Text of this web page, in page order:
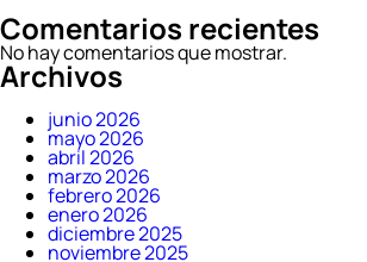
Comentarios recientes
No hay comentarios que mostrar.
Archivos
junio 2026
mayo 2026
abril 2026
marzo 2026
febrero 2026
enero 2026
diciembre 2025
noviembre 2025